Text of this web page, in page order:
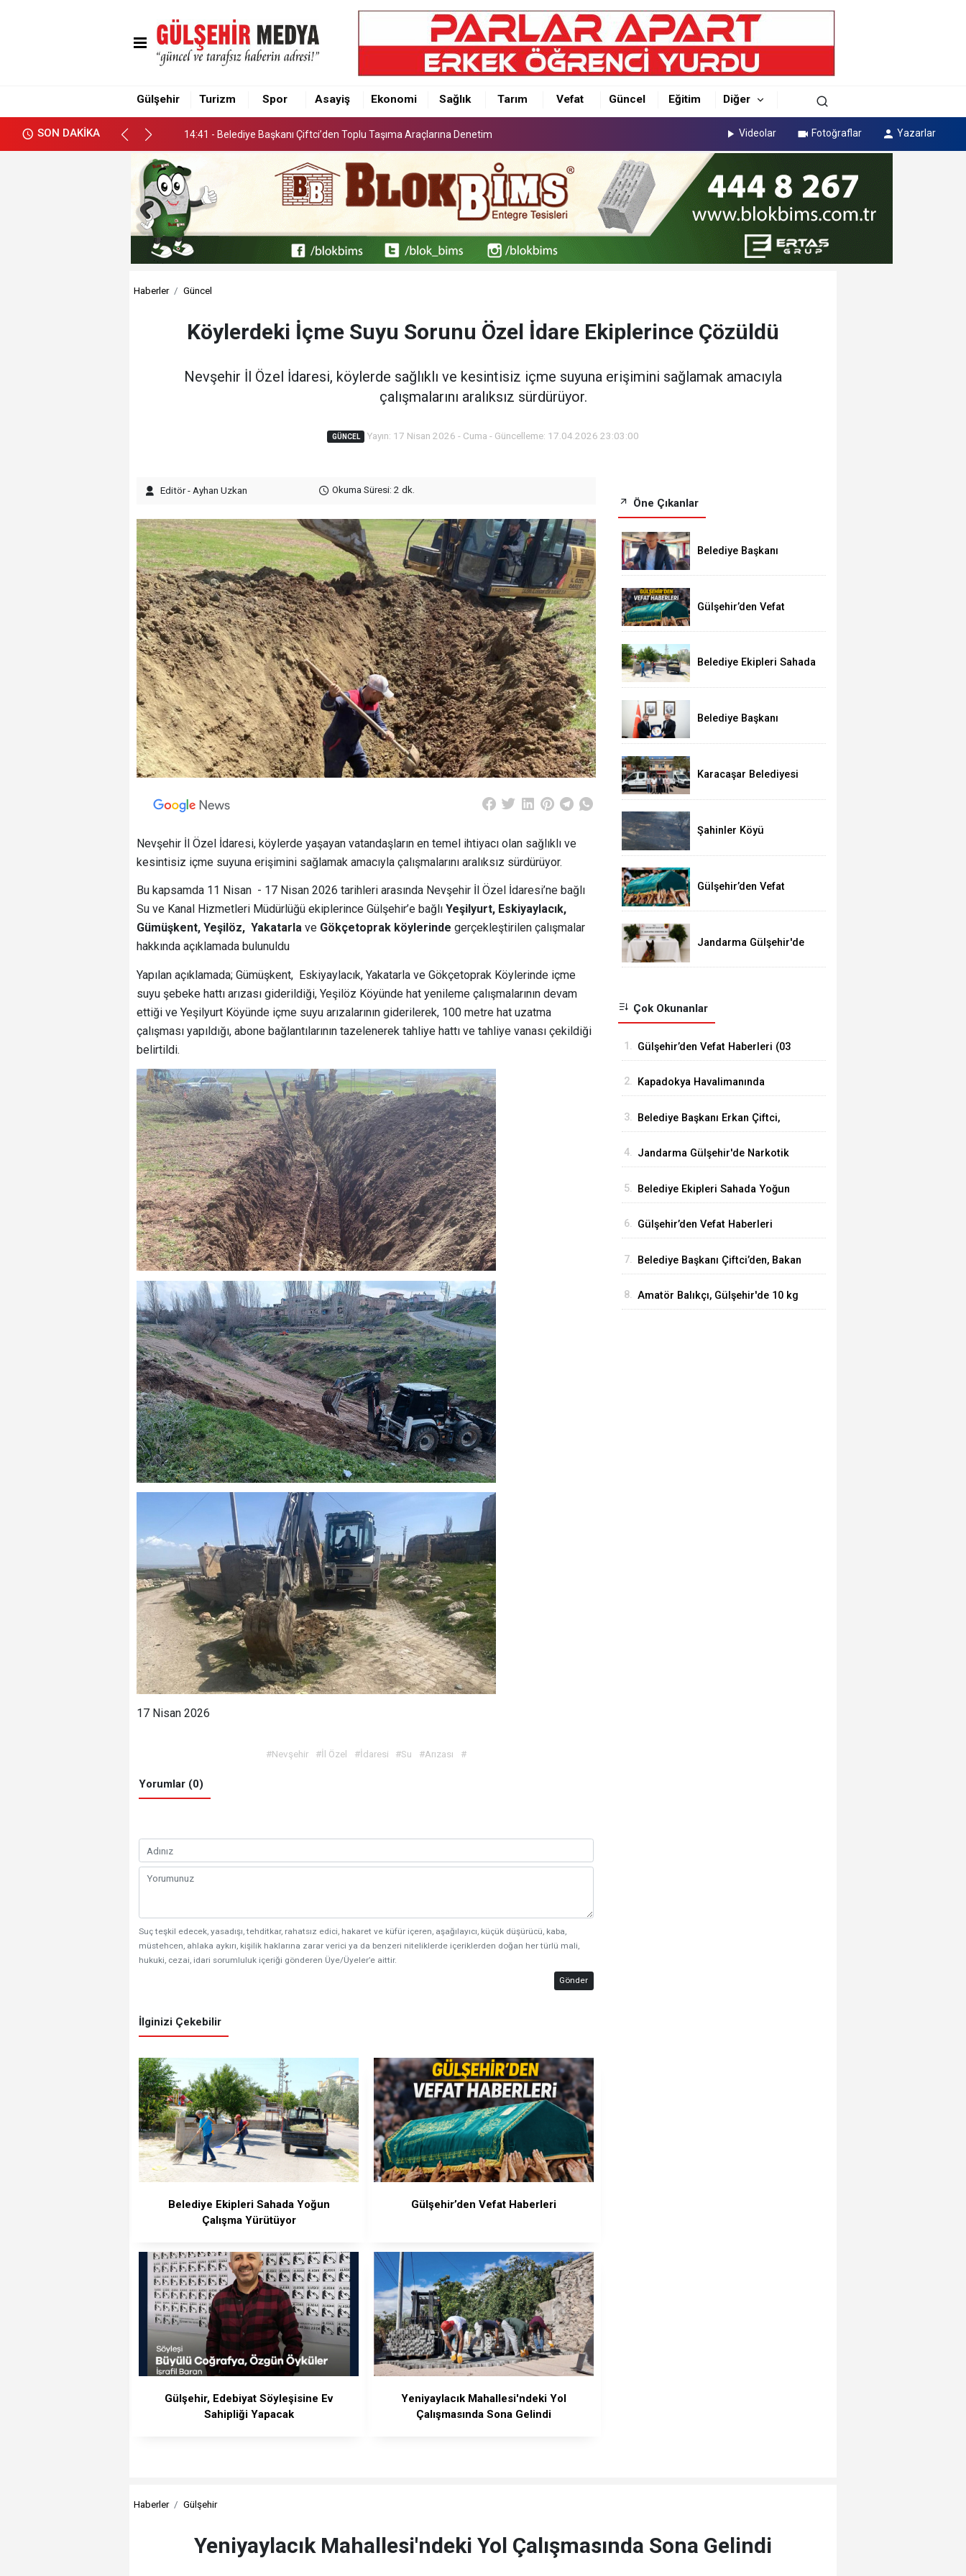
Gülşehir Turizm Spor Asayiş Ekonomi Sağlık Tarım Vefat Güncel Eğitim Diğer
SON DAKİKA
14:41 - Belediye Başkanı Çiftci’den Toplu Taşıma Araçlarına Denetim
Videolar Fotoğraflar Yazarlar
Haberler Güncel
Köylerdeki İçme Suyu Sorunu Özel İdare Ekiplerince Çözüldü
Nevşehir İl Özel İdaresi, köylerde sağlıklı ve kesintisiz içme suyuna erişimini sağlamak amacıyla
çalışmalarını aralıksız sürdürüyor.
GÜNCEL Yayın: 17 Nisan 2026 - Cuma - Güncelleme: 17.04.2026 23:03:00
Editör - Ayhan Uzkan Okuma Süresi: 2 dk.
Nevşehir İl Özel İdaresi, köylerde yaşayan vatandaşların en temel ihtiyacı olan sağlıklı ve
kesintisiz içme suyuna erişimini sağlamak amacıyla çalışmalarını aralıksız sürdürüyor.
Bu kapsamda 11 Nisan - 17 Nisan 2026 tarihleri arasında Nevşehir İl Özel İdaresi’ne bağlı
Su ve Kanal Hizmetleri Müdürlüğü ekiplerince Gülşehir’e bağlı Yeşilyurt, Eskiyaylacık,
Gümüşkent, Yeşilöz, Yakatarla ve Gökçetoprak köylerinde gerçekleştirilen çalışmalar
hakkında açıklamada bulunuldu
Yapılan açıklamada; Gümüşkent, Eskiyaylacık, Yakatarla ve Gökçetoprak Köylerinde içme
suyu şebeke hattı arızası giderildiği, Yeşilöz Köyünde hat yenileme çalışmalarının devam
ettiği ve Yeşilyurt Köyünde içme suyu arızalarının giderilerek, 100 metre hat uzatma
çalışması yapıldığı, abone bağlantılarının tazelenerek tahliye hattı ve tahliye vanası çekildiği
belirtildi.
17 Nisan 2026
#Nevşehir #İl Özel #İdaresi #Su #Arızası #
Yorumlar (0)
Suç teşkil edecek, yasadışı, tehditkar, rahatsız edici, hakaret ve küfür içeren, aşağılayıcı, küçük düşürücü, kaba,
müstehcen, ahlaka aykırı, kişilik haklarına zarar verici ya da benzeri niteliklerde içeriklerden doğan her türlü mali,
hukuki, cezai, idari sorumluluk içeriği gönderen Üye/Üyeler’e aittir.
Gönder
İlginizi Çekebilir
Belediye Ekipleri Sahada Yoğun
Çalışma Yürütüyor
Gülşehir’den Vefat Haberleri
Gülşehir, Edebiyat Söyleşisine Ev
Sahipliği Yapacak
Yeniyaylacık Mahallesi'ndeki Yol
Çalışmasında Sona Gelindi
Öne Çıkanlar
Belediye Başkanı
Araçlarına Denetim
Gülşehir’den Vefat
Belediye Ekipleri Sahada
Yürütüyor
Belediye Başkanı
Yumaklı’ya Ziyaret
Karacaşar Belediyesi
Güçlendirdi
Şahinler Köyü
Dekar Alan Yandı!
Gülşehir’den Vefat
2026)
Jandarma Gülşehir'de
Düzenledi
Çok Okunanlar
1. Gülşehir’den Vefat Haberleri (03
2. Kapadokya Havalimanında
3. Belediye Başkanı Erkan Çiftci,
4. Jandarma Gülşehir'de Narkotik
5. Belediye Ekipleri Sahada Yoğun
6. Gülşehir’den Vefat Haberleri
7. Belediye Başkanı Çiftci’den, Bakan
8. Amatör Balıkçı, Gülşehir'de 10 kg
Haberler Gülşehir
Yeniyaylacık Mahallesi'ndeki Yol Çalışmasında Sona Gelindi